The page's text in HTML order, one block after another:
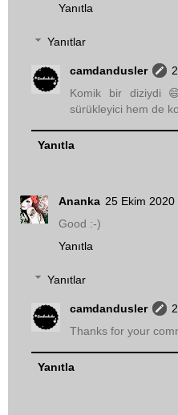
Yanıtla
Yanıtlar
camdandusler
Komik bir diziydi
sürükleyici hem de
Yanıtla
Ananka 25 Ekim 2020
Good :-)
Yanıtla
Yanıtlar
camdandusler
Thanks for your
Yanıtla